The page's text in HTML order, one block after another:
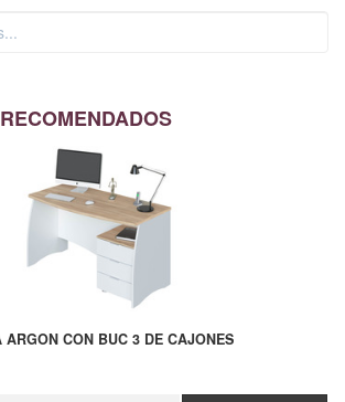
ARGON CON BUC 3 DE CAJONES